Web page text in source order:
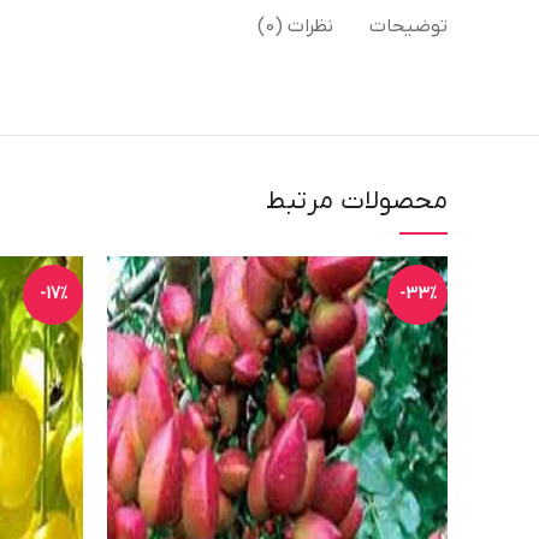
توضیحات نظرات (0)
محصولات مرتبط
-33%
-17%